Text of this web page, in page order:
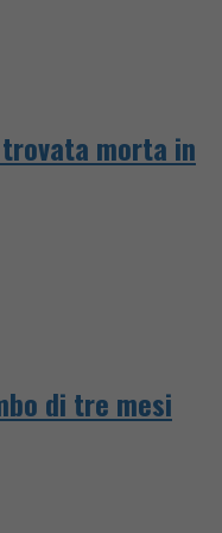
morta in
di tre mesi